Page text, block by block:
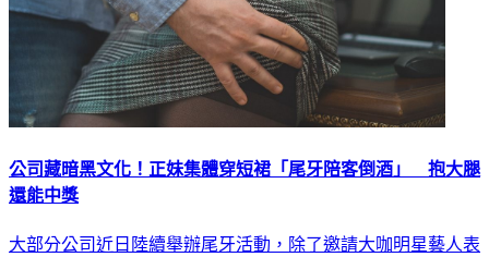
公司藏暗黑文化！正妹集體穿短裙「尾牙陪客倒酒」 抱大腿
還能中獎
大部分公司近日陸續舉辦尾牙活動，除了邀請大咖明星藝人表